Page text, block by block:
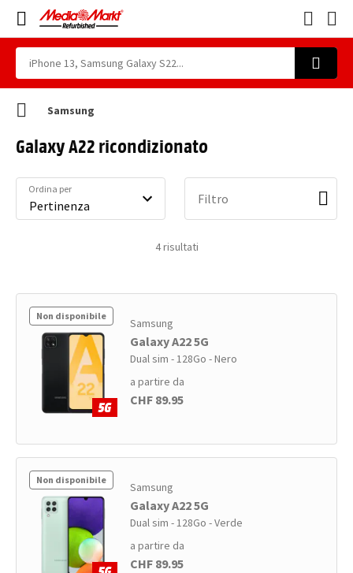
Samsung
Galaxy A22 ricondizionato
4risultati
Ordina per
Filtro
Non disponibile Samsung
Galaxy A22 5G
Dual sim - 128Go - Nero
a partire da
CHF 89.95
Non disponibile Samsung
Galaxy A22 5G
Dual sim - 128Go - Verde
a partire da
CHF 89.95